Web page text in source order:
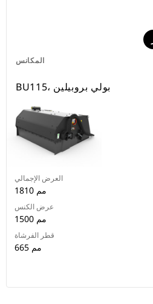
المكانس
BU115، بولي بروبيلين
العرض الإجمالي
1810 مم
عرض الكنس
1500 مم
قطر الفرشاة
665 مم